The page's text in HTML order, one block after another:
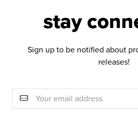
stay
Sign up to be notified about
releases!